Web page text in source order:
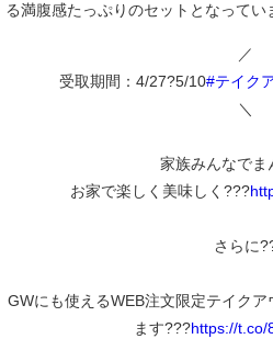
る満腹感たっぷりのセットとなってい
／
受取期間：4/27?5/10#テイク
＼
家族みんなでま
お家で楽しく美味しく???
さらに
GWにも使えるWEB注文限定テイク
ます???https://t.co/